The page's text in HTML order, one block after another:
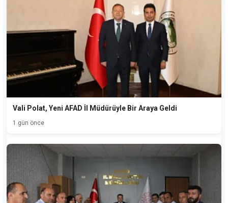
Vali Polat, Yeni AFAD İl Müdürüyle Bir Araya Geldi
1 gün önce